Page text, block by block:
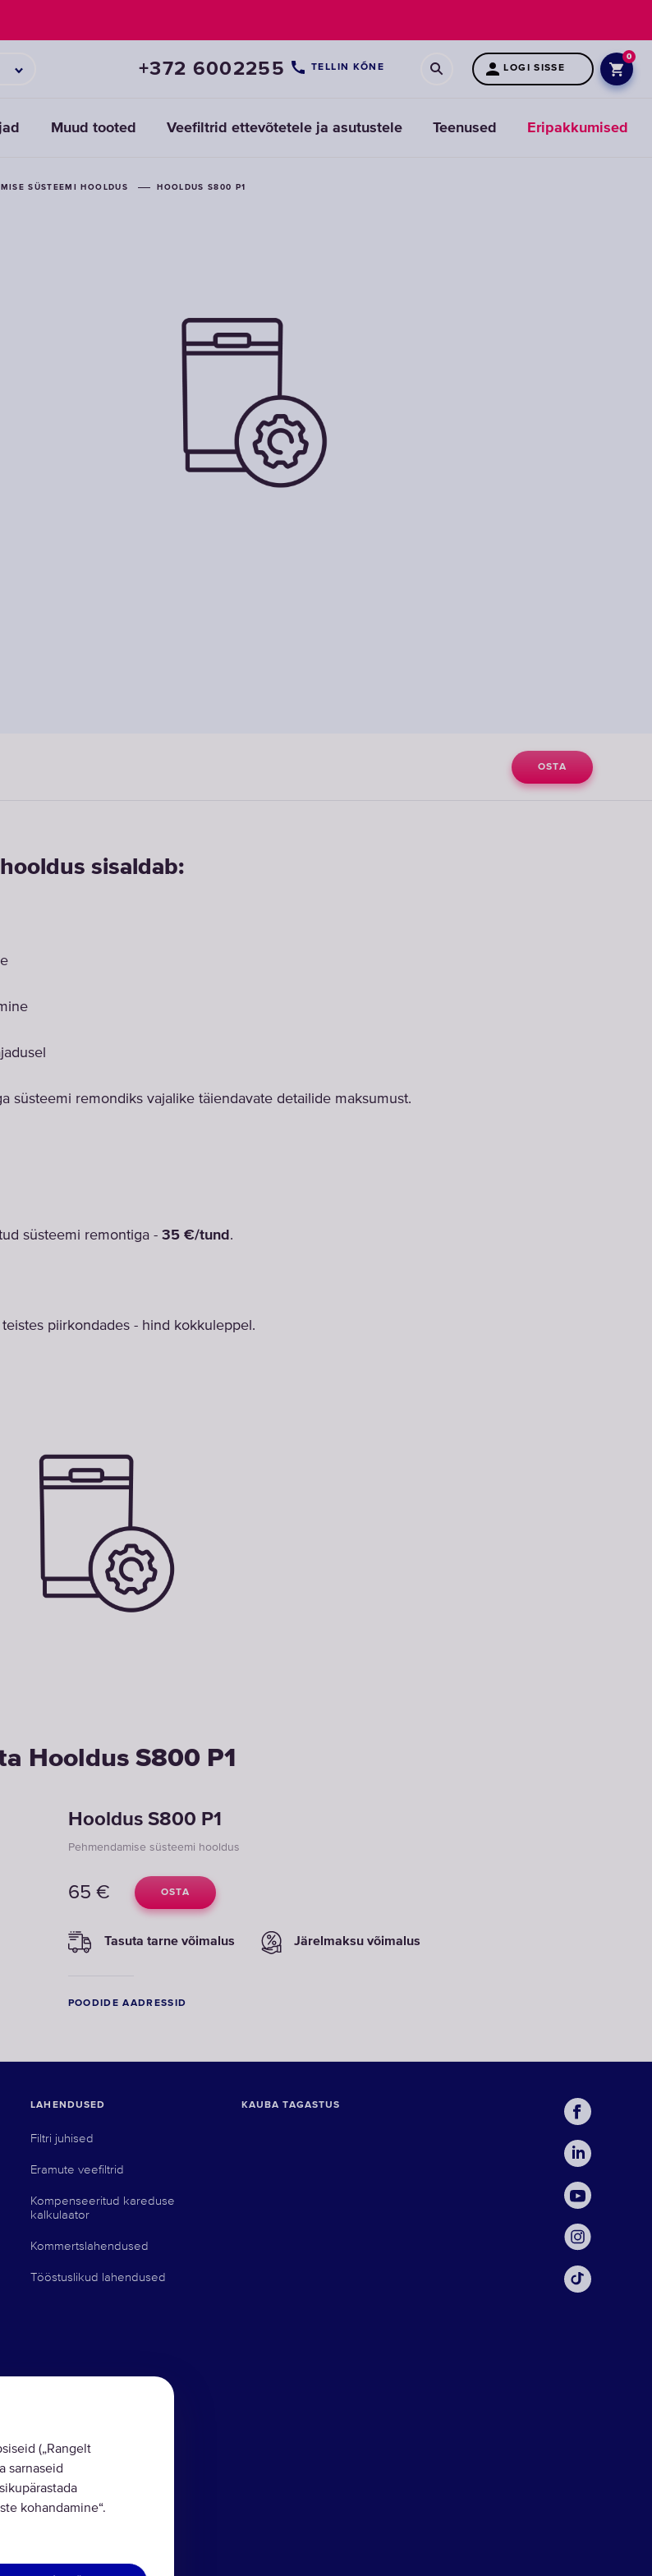
+372 6002255 TELLIN KÕNE LOGI SISSE
0
Muud tooted Veefiltrid ettevõtetele ja asutustele Teenused Eripakkumised
SÜSTEEMI HOOLDUS HOOLDUS S800 P1
OSTA
sisaldab:
süsteemi remondiks vajalike täiendavate detailide maksumust.
süsteemi remontiga - 35 €/tund .
piirkondades - hind kokkuleppel.
Hooldus S800 P1
Hooldus S800 P1
Pehmendamise süsteemi hooldus
65 € OSTA
Tasuta tarne võimalus Järelmaksu võimalus
POODIDE AADRESSID
(„Rangelt
sarnaseid
kohandamine“.
LAHENDUSED
Filtri juhised
Eramute veefiltrid
Kompenseeritud kareduse
kalkulaator
Kommertslahendused
Tööstuslikud lahendused
KAUBA TAGASTUS